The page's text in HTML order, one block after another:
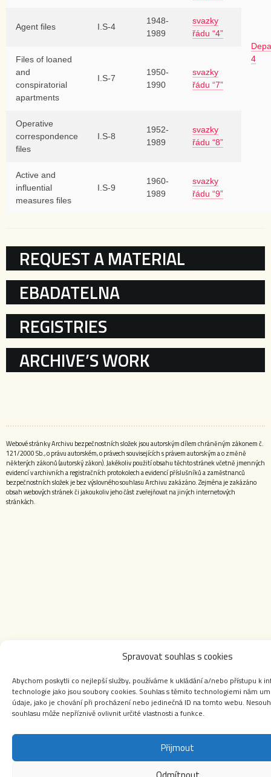
Spravovat souhlas s cookies
Abychom poskytli co nejlepší služby, používáme k ukládání a/nebo přístupu k
technologie jako jsou soubory cookies. Souhlas s těmito technologiemi nám
údaje, jako je chování při procházení nebo jedinečná ID na tomto webu.
souhlasu může nepříznivě ovlivnit určité vlastnosti a funkce.
Přijmout
4
Agent files I.S-4
1948-
1989
svazky
řádu “4”
Files of loaned
and
conspiratorial
apartments
I.S-7
1950-
1990
svazky
řádu “7”
Operative
correspondence
files
I.S-8
1952-
1989
svazky
řádu “8”
Active and
influential
measures files
I.S-9
1960-
1989
svazky
řádu “9”
KATEGORIE
REQUEST A MATERIAL
EBADATELNA
REGISTRIES
ARCHIVE’S WORK
Webové stránky Archivu bezpečnostních složek jsou autorským dílem chráněným zákonem č.
121/2000 Sb., o právu autorském, o právech souvisejících s právem autorským a o změně
některých zákonů (autorský zákon). Jakékoliv použití obsahu těchto stránek včetně jmenných
evidencí v archivních a registračních protokolech a evidencí příslušníků a zaměstnanců
bezpečnostních složek je bez výslovného souhlasu Archivu zakázáno. Zejména je zakázáno
obsah webových stránek či jakoukoliv jeho část zveřejňovat na jiných internetových
stránkách.